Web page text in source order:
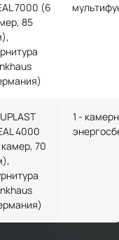
7000 (6
85
4000
70
1 -